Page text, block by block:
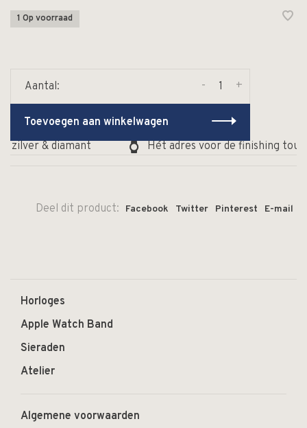
1 Op voorraad
Aantal: +
-
Toevoegen aan winkelwagen
zilver & diamant
Hét adres voor de finishing
Deel dit product: Facebook Twitter Pinterest E-mail
Horloges
Apple Watch Band
Sieraden
Atelier
Algemene voorwaarden